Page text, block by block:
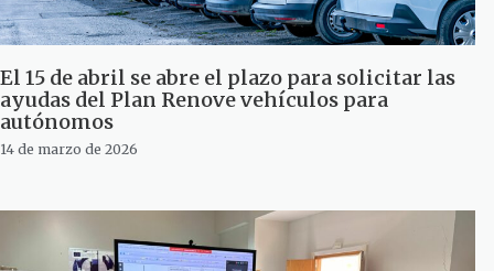
El 15 de abril se abre el plazo para solicitar las
ayudas del Plan Renove vehículos para
autónomos
14 de marzo de 2026